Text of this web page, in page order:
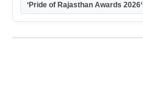
‘Pride of Rajasthan Awards 2026‘